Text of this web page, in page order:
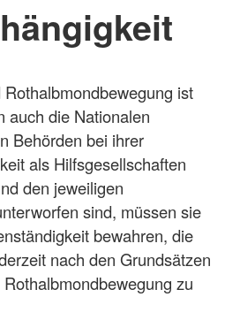
ist
auch die Nationalen
Behörden bei ihrer
als Hilfsgesellschaften
den jeweiligen
sind, müssen sie
bewahren, die
nach den Grundsätzen
zu